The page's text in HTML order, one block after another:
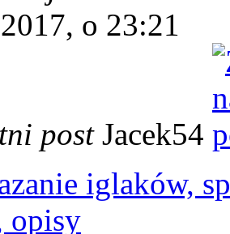
o 23:21
post Jacek54
iglaków,
opisy